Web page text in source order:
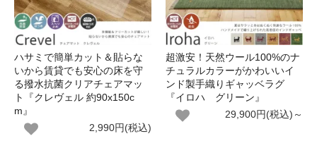
ハサミで簡単カット＆貼らな
いから賃貸でも安心の床を守
る撥水抗菌クリアチェアマッ
ト『クレヴェル 約90x150c
m』
2,990円(税込)
超激安！天然ウール100%のナ
チュラルカラーがかわいいイ
ンド製手織りギャッベラグ
『イロハ グリーン』
29,900円(税込)～